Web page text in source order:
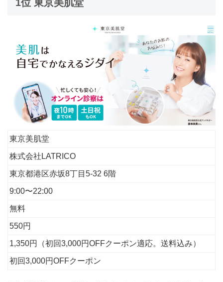
1位 東京美肌堂
東京美肌堂
株式会社LATRICO
東京都港区赤坂8丁目5-32 6階
9:00〜22:00
無料
550円
1,350円（初回3,000円OFFクーポン適応。送料込み）
初回3,000円OFFクーポン